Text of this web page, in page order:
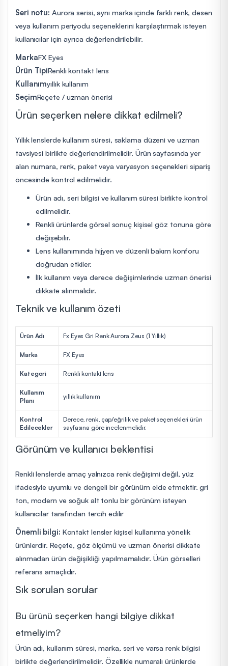
Seri notu: Aurora serisi, aynı marka içinde farklı renk, desen
veya kullanım periyodu seçeneklerini karşılaştırmak isteyen
kullanıcılar için ayrıca değerlendirilebilir.
MarkaFX Eyes
Ürün TipiRenkli kontakt lens
Kullanımyıllık kullanım
SeçimReçete / uzman önerisi
Ürün seçerken nelere dikkat edilmeli?
Yıllık lenslerde kullanım süresi, saklama düzeni ve uzman
tavsiyesi birlikte değerlendirilmelidir. Ürün sayfasında yer
alan numara, renk, paket veya varyasyon seçenekleri sipariş
öncesinde kontrol edilmelidir.
Ürün adı, seri bilgisi ve kullanım süresi birlikte kontrol
edilmelidir.
Renkli ürünlerde görsel sonuç kişisel göz tonuna göre
değişebilir.
Lens kullanımında hijyen ve düzenli bakım konforu
doğrudan etkiler.
İlk kullanım veya derece değişimlerinde uzman önerisi
dikkate alınmalıdır.
Teknik ve kullanım özeti
Ürün Adı Fx Eyes Gri Renk Aurora Zeus (1 Yıllık)
Marka FX Eyes
Kategori Renkli kontakt lens
Kullanım
Planı
yıllık kullanım
Kontrol
Edilecekler
Derece, renk, çap/eğrilik ve paket seçenekleri ürün
sayfasına göre incelenmelidir.
Görünüm ve kullanıcı beklentisi
Renkli lenslerde amaç yalnızca renk değişimi değil, yüz
ifadesiyle uyumlu ve dengeli bir görünüm elde etmektir. gri
ton, modern ve soğuk alt tonlu bir görünüm isteyen
kullanıcılar tarafından tercih edilir
Önemli bilgi: Kontakt lensler kişisel kullanıma yönelik
ürünlerdir. Reçete, göz ölçümü ve uzman önerisi dikkate
alınmadan ürün değişikliği yapılmamalıdır. Ürün görselleri
referans amaçlıdır.
Sık sorulan sorular
Bu ürünü seçerken hangi bilgiye dikkat
etmeliyim?
Ürün adı, kullanım süresi, marka, seri ve varsa renk bilgisi
birlikte değerlendirilmelidir. Özellikle numaralı ürünlerde